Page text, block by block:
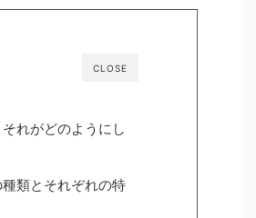
CLOSE
れがどのようにし
類とそれぞれの特